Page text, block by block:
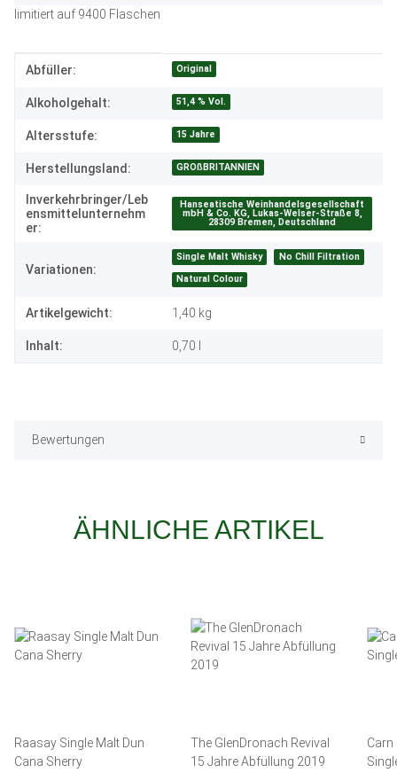
limitiert auf 9400 Flaschen
Produkteigenschaft
Wert
Abfüller: Original
Alkoholgehalt: 51,4 % Vol.
Altersstufe: 15 Jahre
Herstellungsland: GROßBRITANNIEN
Inverkehrbringer/Leb
ensmittelunternehm
er:
Hanseatische Weinhandelsgesellschaft
mbH & Co. KG, Lukas-Welser-Straße 8,
28309 Bremen, Deutschland
Variationen:
Single Malt Whisky
No Chill Filtration
Natural Colour
Artikelgewicht: 1,40 kg
Inhalt: 0,70 l
Bewertungen
ÄHNLICHE ARTIKEL
Raasay Single Malt Dun
Cana Sherry
The GlenDronach Revival
15 Jahre Abfüllung 2019